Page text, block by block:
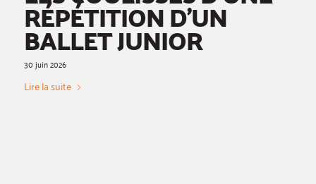
RÉPÉTITION D’UN
BALLET JUNIOR
30 juin 2026
Lire la suite